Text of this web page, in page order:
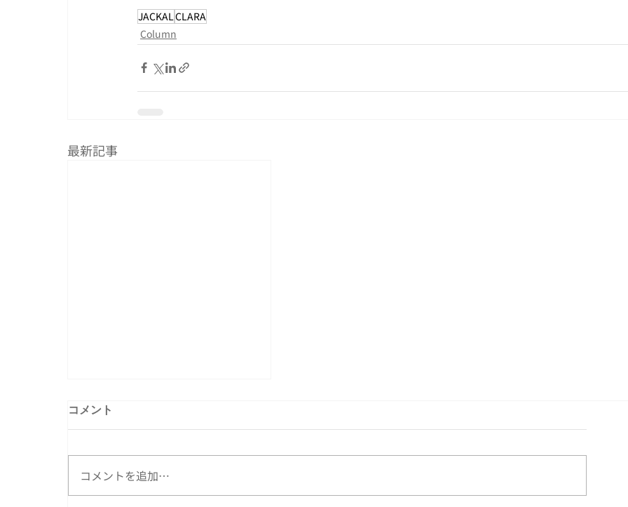
JACKALCLARA
Column
最新記事
コメント
コメントを追加…